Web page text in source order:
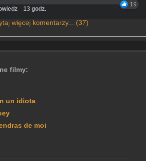
19
13 godz.
więcej komentarzy... (37)
filmy:
un idiota
de moi